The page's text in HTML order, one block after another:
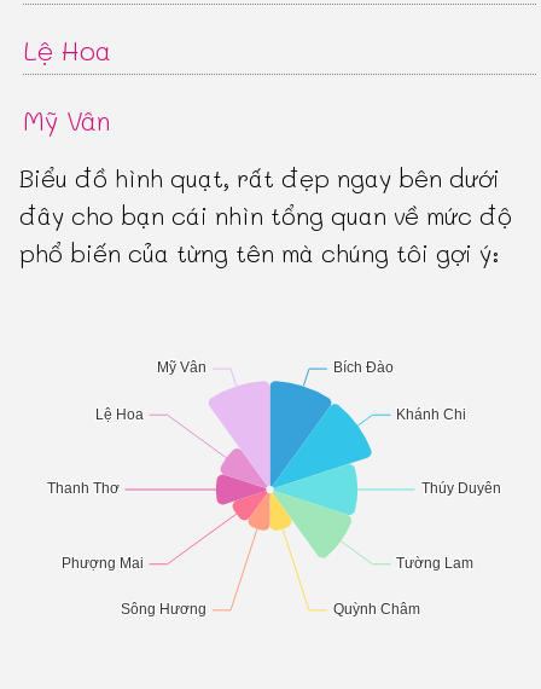
Lệ Hoa
Mỹ Vân
Biểu đồ hình quạt, rất đẹp ngay bên dưới
đây cho bạn cái nhìn tổng quan về mức độ
phổ biến của từng tên mà chúng tôi gợi ý: